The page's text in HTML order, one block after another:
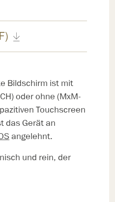
Bildschirm ist mit
oder ohne (MxM-
Touchscreen
das Gerät an
angelehnt.
und rein, der